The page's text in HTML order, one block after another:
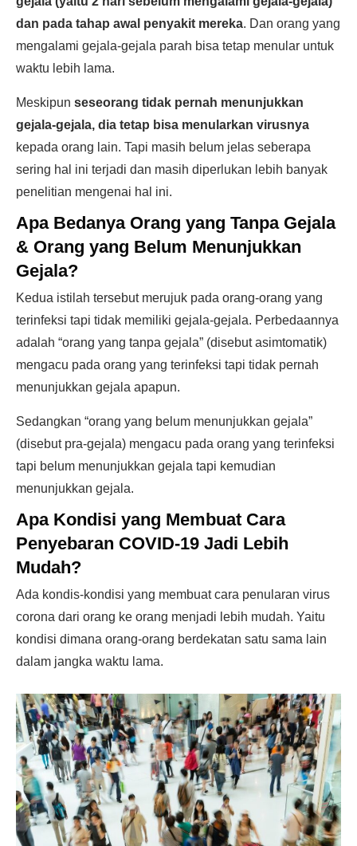
dan pada tahap awal penyakit mereka. Dan orang yang
mengalami gejala-gejala parah bisa tetap menular untuk
waktu lebih lama.
Meskipun seseorang tidak pernah menunjukkan
gejala-gejala, dia tetap bisa menularkan virusnya
kepada orang lain. Tapi masih belum jelas seberapa
sering hal ini terjadi dan masih diperlukan lebih banyak
penelitian mengenai hal ini.
Apa Bedanya Orang yang Tanpa Gejala
& Orang yang Belum Menunjukkan
Gejala?
Kedua istilah tersebut merujuk pada orang-orang yang
terinfeksi tapi tidak memiliki gejala-gejala. Perbedaannya
adalah “orang yang tanpa gejala” (disebut asimtomatik)
mengacu pada orang yang terinfeksi tapi tidak pernah
menunjukkan gejala apapun.
Sedangkan “orang yang belum menunjukkan gejala”
(disebut pra-gejala) mengacu pada orang yang terinfeksi
tapi belum menunjukkan gejala tapi kemudian
menunjukkan gejala.
Apa Kondisi yang Membuat Cara
Penyebaran COVID-19 Jadi Lebih
Mudah?
Ada kondis-kondisi yang membuat cara penularan virus
corona dari orang ke orang menjadi lebih mudah. Yaitu
kondisi dimana orang-orang berdekatan satu sama lain
dalam jangka waktu lama.